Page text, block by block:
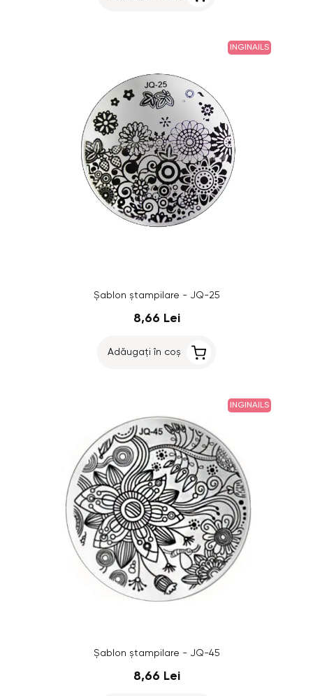
INGINAILS
Șablon ștampilare - JQ-25
8,66 Lei
Adăugați în coș
INGINAILS
Șablon ștampilare - JQ-45
8,66 Lei